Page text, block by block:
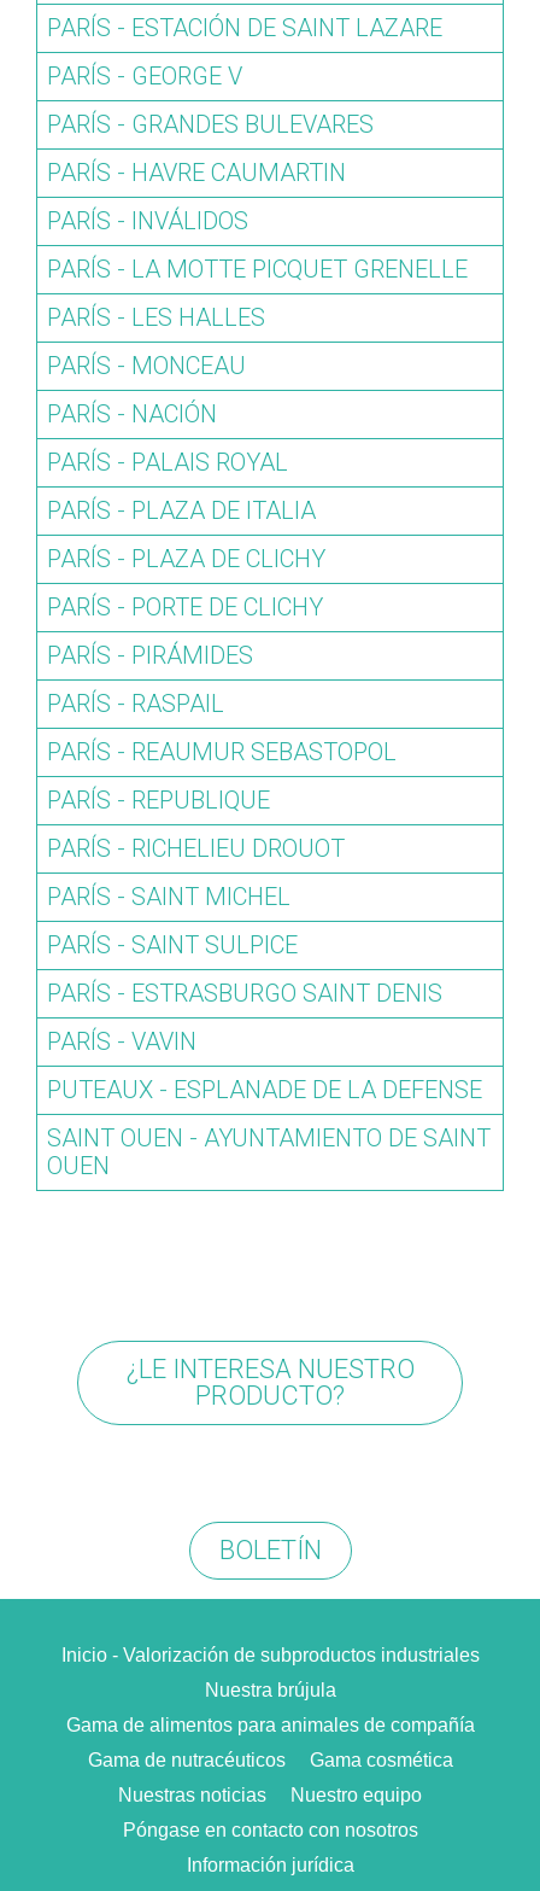
PARÍS - ESTACIÓN DE SAINT LAZARE
PARÍS - GEORGE V
PARÍS - GRANDES BULEVARES
PARÍS - HAVRE CAUMARTIN
PARÍS - INVÁLIDOS
PARÍS - LA MOTTE PICQUET GRENELLE
PARÍS - LES HALLES
PARÍS - MONCEAU
PARÍS - NACIÓN
PARÍS - PALAIS ROYAL
PARÍS - PLAZA DE ITALIA
PARÍS - PLAZA DE CLICHY
PARÍS - PORTE DE CLICHY
PARÍS - PIRÁMIDES
PARÍS - RASPAIL
PARÍS - REAUMUR SEBASTOPOL
PARÍS - REPUBLIQUE
PARÍS - RICHELIEU DROUOT
PARÍS - SAINT MICHEL
PARÍS - SAINT SULPICE
PARÍS - ESTRASBURGO SAINT DENIS
PARÍS - VAVIN
PUTEAUX - ESPLANADE DE LA DEFENSE
SAINT OUEN - AYUNTAMIENTO DE SAINT
OUEN
¿LE INTERESA NUESTRO
PRODUCTO?
BOLETÍN
Inicio - Valorización de subproductos industriales
Nuestra brújula
Gama de alimentos para animales de compañía
Gama de nutracéuticos
Gama cosmética
Nuestras noticias
Nuestro equipo
Póngase en contacto con nosotros
Información jurídica